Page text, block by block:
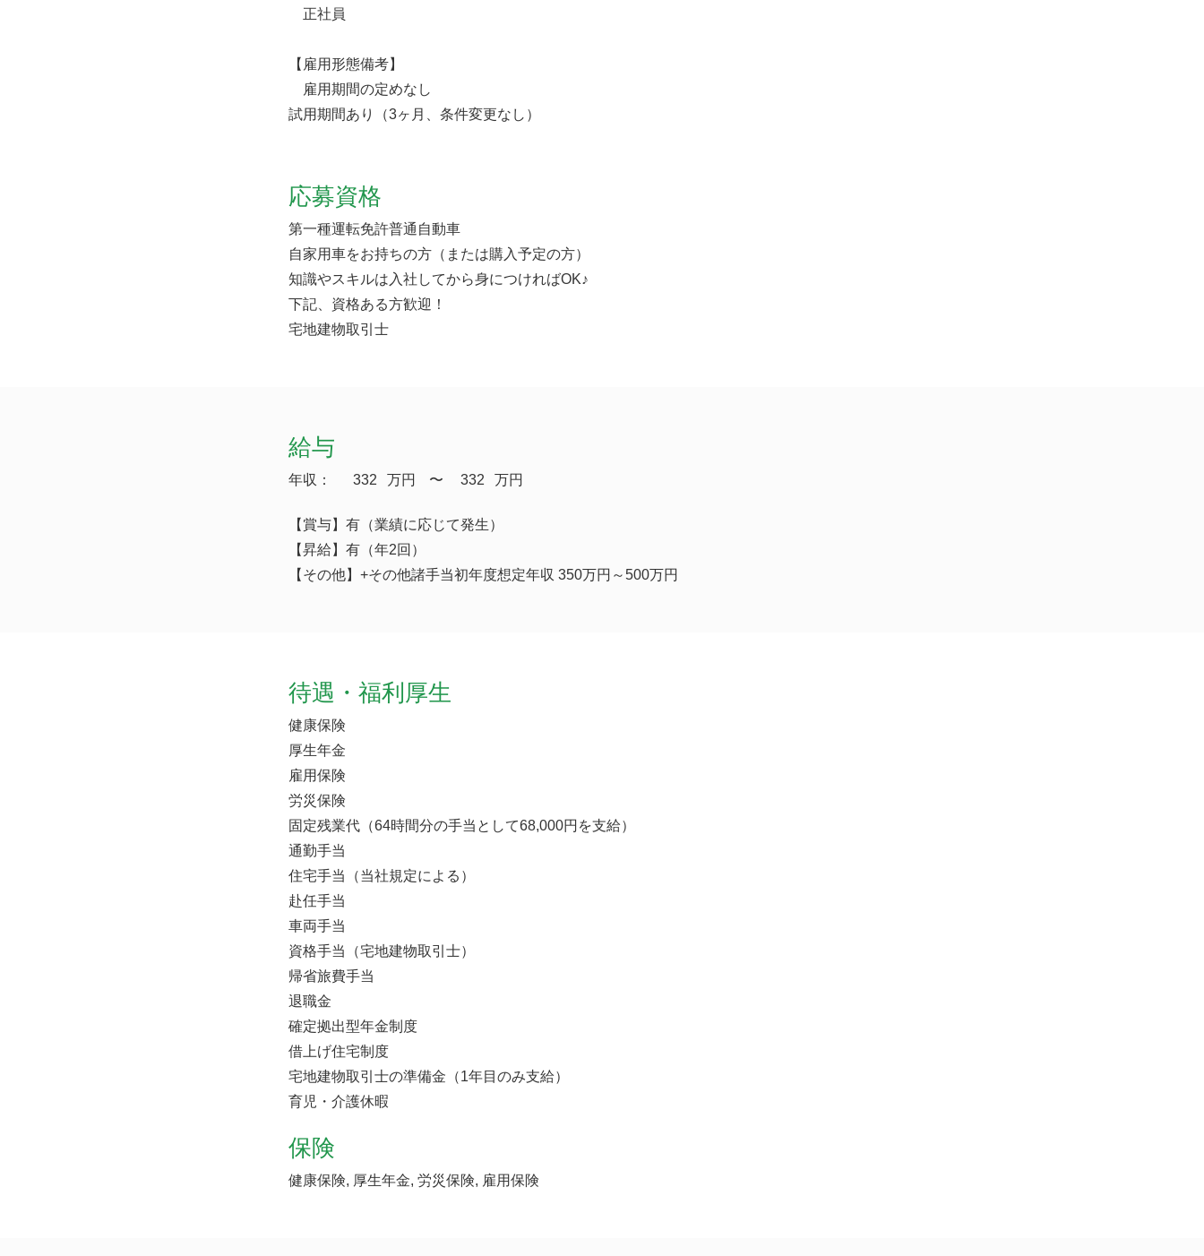
正社員
【雇用形態備考】
雇用期間の定めなし
試用期間あり（3ヶ月、条件変更なし）
応募資格
第一種運転免許普通自動車
自家用車をお持ちの方（または購入予定の方）
知識やスキルは入社してから身につければOK♪
下記、資格ある方歓迎！
宅地建物取引士
給与
年収： 332 万円 ​〜 332 万円
【賞与】有（業績に応じて発生）
【昇給】有（年2回）
【その他】+その他諸手当初年度想定年収 350万円～500万円
待遇・福利厚生
健康保険
厚生年金
雇用保険
労災保険
固定残業代（64時間分の手当として68,000円を支給）
通勤手当
住宅手当（当社規定による）
赴任手当
車両手当
資格手当（宅地建物取引士）
帰省旅費手当
退職金
確定拠出型年金制度
借上げ住宅制度
宅地建物取引士の準備金（1年目のみ支給）
育児・介護休暇
保険
健康保険, 厚生年金, 労災保険, 雇用保険